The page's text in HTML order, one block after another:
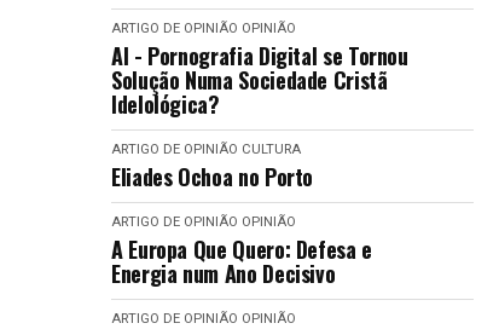
ARTIGO DE OPINIÃO OPINIÃO
AI - Pornografia Digital se Tornou
Solução Numa Sociedade Cristã
Idelológica?
ARTIGO DE OPINIÃO CULTURA
Eliades Ochoa no Porto
ARTIGO DE OPINIÃO OPINIÃO
A Europa Que Quero: Defesa e
Energia num Ano Decisivo
ARTIGO DE OPINIÃO OPINIÃO